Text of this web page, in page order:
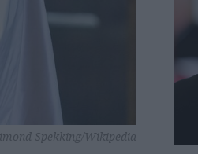
Spekking/Wikipedia